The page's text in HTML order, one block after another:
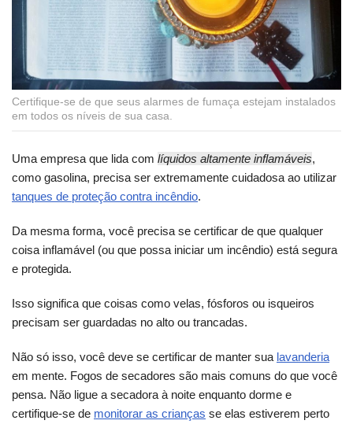
Certifique-se de que seus alarmes de fumaça estejam instalados
em todos os níveis de sua casa.
Uma empresa que lida com líquidos altamente inflamáveis,
como gasolina, precisa ser extremamente cuidadosa ao utilizar
tanques de proteção contra incêndio.
Da mesma forma, você precisa se certificar de que qualquer
coisa inflamável (ou que possa iniciar um incêndio) está segura
e protegida.
Isso significa que coisas como velas, fósforos ou isqueiros
precisam ser guardadas no alto ou trancadas.
Não só isso, você deve se certificar de manter sua lavanderia
em mente. Fogos de secadores são mais comuns do que você
pensa. Não ligue a secadora à noite enquanto dorme e
certifique-se de monitorar as crianças se elas estiverem perto